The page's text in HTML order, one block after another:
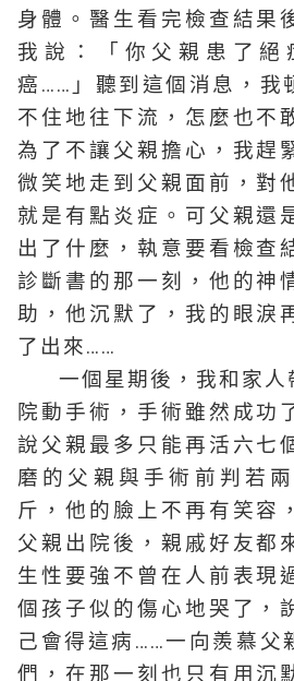
身體。醫生看完檢查結果
我說：「你父親患了絕
癌……」聽到這個消息，我
不住地往下流，怎麼也不
為了不讓父親擔心，我趕
微笑地走到父親面前，對
就是有點炎症。可父親還
出了什麼，執意要看檢查
診斷書的那一刻，他的神
助，他沉默了，我的眼淚
了出來……
一個星期後，我和家人
院動手術，手術雖然成功
說父親最多只能再活六七
磨的父親與手術前判若
斤，他的臉上不再有笑容
父親出院後，親戚好友都
生性要強不曾在人前表現
個孩子似的傷心地哭了，
己會得這病……一向羨慕父
們，在那一刻也只有用沉